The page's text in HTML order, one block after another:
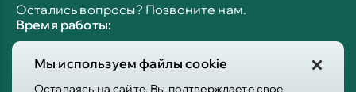
Мы используем файлы cookie
Оставаясь на сайте, Вы подтверждаете свое
Остались вопросы? Позвоните нам.
Время работы:
Сб-вс: 10:00 - 19:00
Info@victoria-mebel.ru